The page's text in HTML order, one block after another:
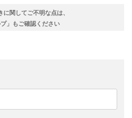
に関してご不明な点は、
プ」もご確認ください